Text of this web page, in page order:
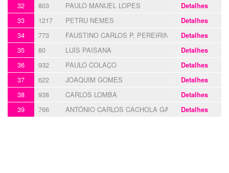
32 803 PAULO MANUEL LOPES Detalhes
33 1217 PETRU NEMES Detalhes
34 773 FAUSTINO CARLOS P. PEREIRINHA Detalhes
35 80 LUÍS PAISANA Detalhes
36 932 PAULO COLAÇO Detalhes
37 622 JOAQUIM GOMES Detalhes
38 938 CARLOS LOMBA Detalhes
39 766 ANTÓNIO CARLOS CACHOLA GAGUEIJDetalhes